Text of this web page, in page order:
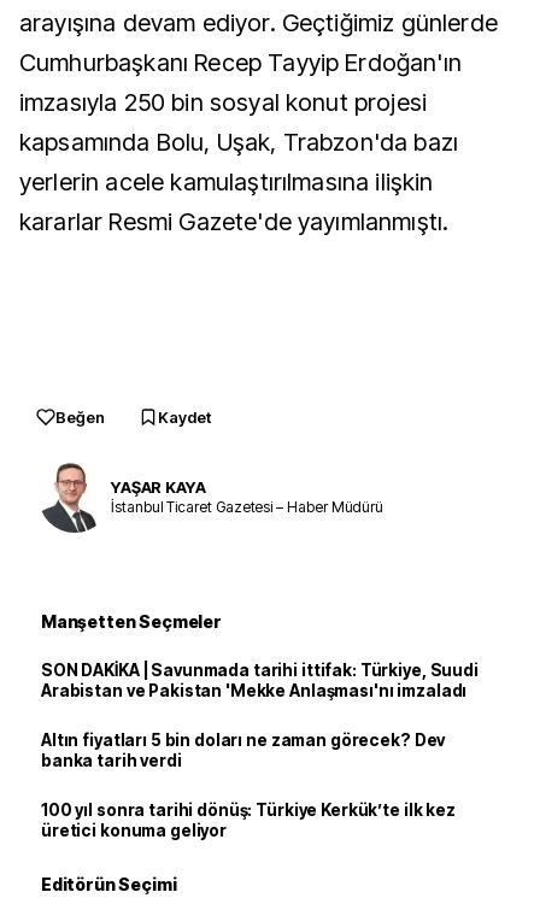
arayışına devam ediyor. Geçtiğimiz günlerde
Cumhurbaşkanı Recep Tayyip Erdoğan'ın
imzasıyla 250 bin sosyal konut projesi
kapsamında Bolu, Uşak, Trabzon'da bazı
yerlerin acele kamulaştırılmasına ilişkin
kararlar Resmi Gazete'de yayımlanmıştı.
Beğen Kaydet
YAŞAR KAYA
İstanbul Ticaret Gazetesi – Haber Müdürü
Manşetten Seçmeler
SON DAKİKA | Savunmada tarihi ittifak: Türkiye, Suudi
Arabistan ve Pakistan 'Mekke Anlaşması'nı imzaladı
Altın fiyatları 5 bin doları ne zaman görecek? Dev
banka tarih verdi
100 yıl sonra tarihi dönüş: Türkiye Kerkük’te ilk kez
üretici konuma geliyor
Editörün Seçimi